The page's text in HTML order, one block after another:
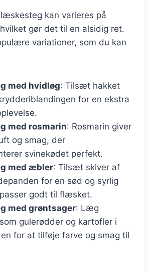
kan varieres på
gør det til en alsidig ret.
variationer, som du kan
med hvidløg: Tilsæt hakket
for en ekstra
med rosmarin: Rosmarin giver
og smag, der
svinekødet perfekt.
med æbler: Tilsæt skiver af
for en sød og syrlig
godt til flæsket.
med grøntsager: Læg
gulerødder og kartofler i
for at tilføje farve og smag til